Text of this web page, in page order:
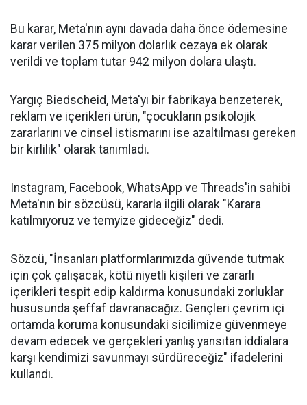
Bu karar, Meta'nın aynı davada daha önce ödemesine
karar verilen 375 milyon dolarlık cezaya ek olarak
verildi ve toplam tutar 942 milyon dolara ulaştı.
Yargıç Biedscheid, Meta'yı bir fabrikaya benzeterek,
reklam ve içerikleri ürün, "çocukların psikolojik
zararlarını ve cinsel istismarını ise azaltılması gereken
bir kirlilik" olarak tanımladı.
Instagram, Facebook, WhatsApp ve Threads'in sahibi
Meta'nın bir sözcüsü, kararla ilgili olarak "Karara
katılmıyoruz ve temyize gideceğiz" dedi.
Sözcü, "İnsanları platformlarımızda güvende tutmak
için çok çalışacak, kötü niyetli kişileri ve zararlı
içerikleri tespit edip kaldırma konusundaki zorluklar
hususunda şeffaf davranacağız. Gençleri çevrim içi
ortamda koruma konusundaki sicilimize güvenmeye
devam edecek ve gerçekleri yanlış yansıtan iddialara
karşı kendimizi savunmayı sürdüreceğiz" ifadelerini
kullandı.